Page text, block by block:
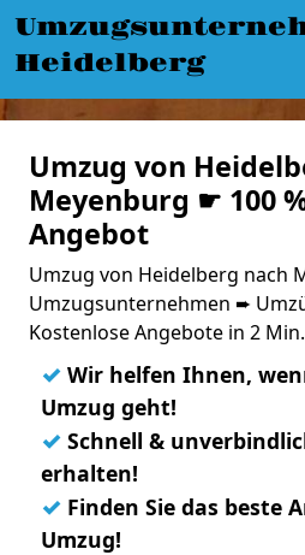
Heidelberg
Umzug von
Meyenburg ☛ 100
Angebot
Umzug von Heidelberg nach
Umzugsunternehmen ➨
Kostenlose Angebote in 2 Min.
✓ Wir helfen Ihnen,
Umzug geht!
✓ Schnell &
erhalten!
✓ Finden Sie das beste
Umzug!